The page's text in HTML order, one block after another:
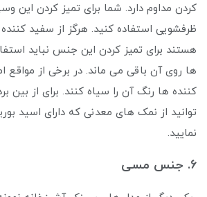
کردن مداوم دارد. شما برای تمیز کردن این
ظرفشویی استفاده کنید. هرگز از سفید
هستند برای تمیز کردن این جنس نباید
ها روی آن باقی می ‌ماند. در برخی از مواقع
کننده ها رنگ آن را سیاه کنند. برای از
توانید از نمک های معدنی که دارای اسید
نمایید.
6. جنس مسی